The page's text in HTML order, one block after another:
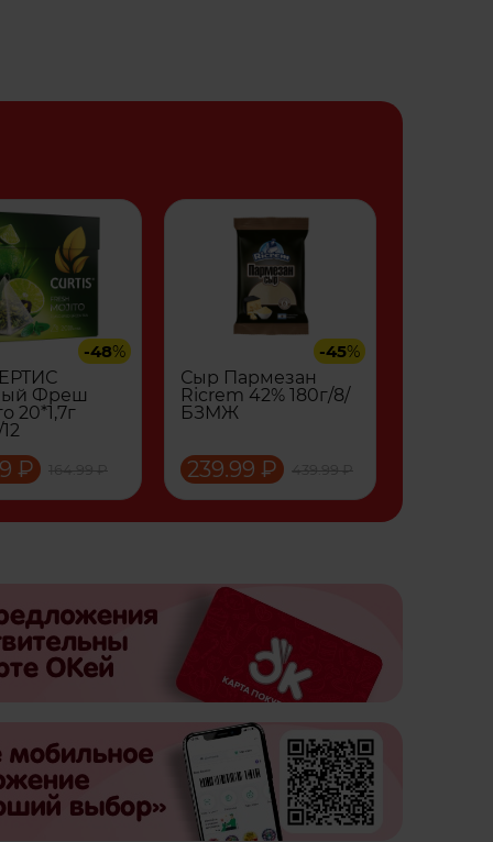
-48%
Фреш
20*1,7г
₽
-45%
Сыр Пармезан
Ricrem 42% 180г/8/
БЗМЖ
239.99 ₽